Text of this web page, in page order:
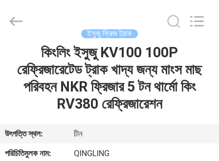
সম্বন্ধে
INDUSTRY
ইসুজু ফ্রিজ ট্রাক
কিংলিং ইসুজু KV100 100P
রেফ্রিজারেটেড ট্রাক খাদ্য জন্য মাংস মাছ
পরিবহন NKR ফ্রিজার 5 টন থার্মো কিং
RV380 রেফ্রিজারেশন
উৎপত্তি স্থল:
চীন
পরিচিতিমুলক নাম:
QINGLING